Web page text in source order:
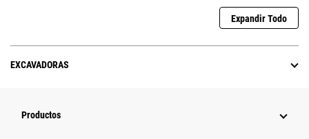
Expandir Todo
EXCAVADORAS
Productos